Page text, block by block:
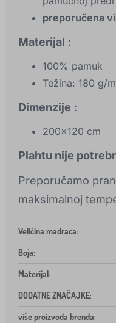
preporučena
Materijal :
100% pamuk
Težina: 180 g/
Dimenzije :
200x120 cm
Plahtu nije
Preporučamo
maksimalnoj
Veličina madraca:
Boja:
Materijal:
DODATNE ZNAČAJKE:
više proizvoda brenda: